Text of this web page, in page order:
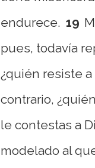
endurece. 19
pues, todavía
¿quién resiste
contrario,
le contestas a
modelado al